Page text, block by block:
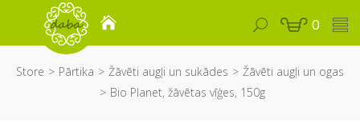
0
Store Pārtika Žāvēti augļi un sukādes
Žāvēti augļi un ogas
Bio Planet, žāvētas vīģes, 150g